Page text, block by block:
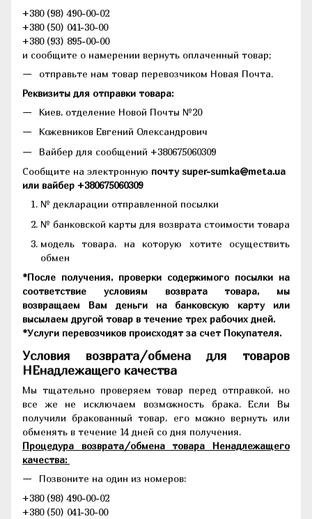
+380 (98) 490-00-02
+380 (50) 041-30-00
+380 (93) 895-00-00
и сообщите о намерении вернуть оплаченный товар;
отправьте нам товар перевозчиком Новая Почта.
Реквизиты для отправки товара:
Киев, отделение Новой Почты №20
Кожевников Евгений Олександрович
Вайбер для сообщений +380675060309
Сообщите на электронную почту super-sumka@meta.ua
или вайбер +380675060309
№ декларации отправленной посылки
№ банковской карты для возврата стоимости товара
модель товара, на которую хотите осуществить
обмен
*После получения, проверки содержимого посылки на
соответствие условиям возврата товара, мы
возвращаем Вам деньги на банковскую карту или
высылаем другой товар в течение трех рабочих дней.
*Услуги перевозчиков происходят за счет Покупателя.
Условия возврата/обмена для товаров
НЕнадлежащего качества
Мы тщательно проверяем товар перед отправкой, но
все же не исключаем возможность брака. Если Вы
получили бракованный товар, его можно вернуть или
обменять в течение 14 дней со дня получения.
Процедура возврата/обмена товара Ненадлежащего
качества:
Позвоните на один из номеров:
+380 (98) 490-00-02
+380 (50) 041-30-00